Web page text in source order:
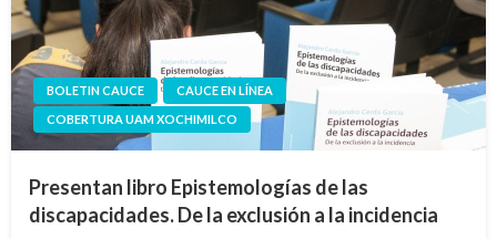
BOLETIN CAUCE
CAUCE EN LÍNEA
COBERTURA UAM XOCHIMILCO
Presentan libro Epistemologías de las
discapacidades. De la exclusión a la incidencia